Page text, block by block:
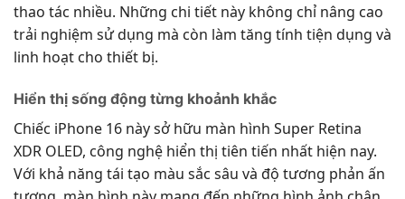
thao tác nhiều. Những chi tiết này không chỉ nâng cao
trải nghiệm sử dụng mà còn làm tăng tính tiện dụng và
linh hoạt cho thiết bị.
Hiển thị sống động từng khoảnh khắc
Chiếc iPhone 16 này sở hữu màn hình Super Retina
XDR OLED, công nghệ hiển thị tiên tiến nhất hiện nay.
Với khả năng tái tạo màu sắc sâu và độ tương phản ấn